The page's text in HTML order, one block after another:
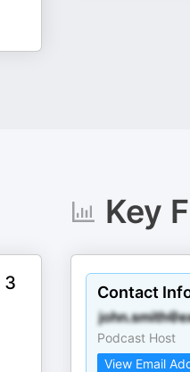
3
Key
Contact
Podcast Host
View Email